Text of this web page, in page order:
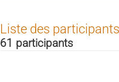
Liste des participants
61 participants